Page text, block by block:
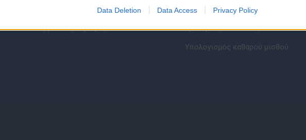
Data Deletion Data Access Privacy Policy
Καταχώρηση Online Βιογραφικού
Συμβουλές Καριέρας
Περιγραφές Θέσεων Εργασίας
Ερωτήσεις συνεντεύξεων
Υπολογισμός καθαρού μισθού